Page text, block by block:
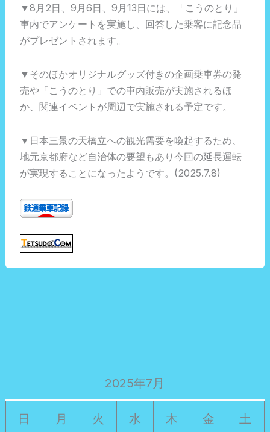
2025年7月
日 月 火 水 木 金 土
▼8月2日、9月6日、9月13日には、「こうのとり」
車内でアンケートを実施し、回答した乗客に記念品
がプレゼントされます。
▼そのほかオリジナルグッズ付きの企画乗車券の発
売や「こうのとり」での車内販売が実施されるほ
か、関連イベントが周辺で実施される予定です。
▼日本三景の天橋立への観光需要を喚起するため、
地元京都府など自治体の要望もあり今回の延長運転
が実現することになったようです。(2025.7.8)